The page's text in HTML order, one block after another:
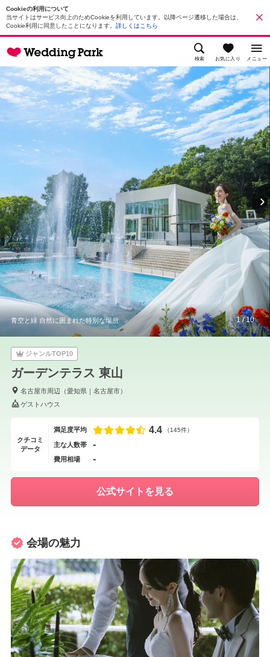
Cookieの利用について
当サイトはサービス向上のためCookieを利用しています。以降ページ遷移した場合は、
Cookie利用に同意したことになります。 詳しくはこちら
検索 お気に入り メニュー
青空と緑 自然に囲まれた特別な場所 1/10
ジャンルTOP10
ガーデンテラス 東山
名古屋市周辺 （愛知県 ｜ 名古屋市）
ゲストハウス
クチコミ
データ
満足度平均 4.4 （145件）
主な人数帯 -
費用相場 -
公式サイトを見る
会場の魅力